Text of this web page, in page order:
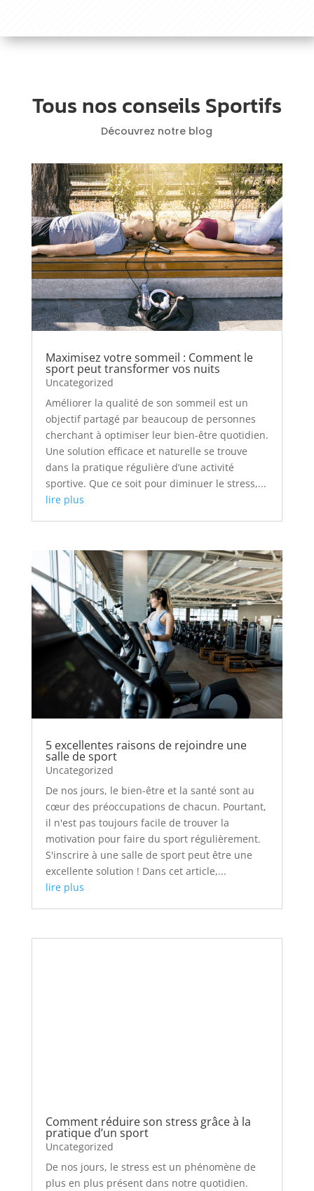
Tous nos conseils Sportifs
Découvrez notre blog
Maximisez votre sommeil : Comment le
sport peut transformer vos nuits
Uncategorized
Améliorer la qualité de son sommeil est un
objectif partagé par beaucoup de personnes
cherchant à optimiser leur bien-être quotidien.
Une solution efficace et naturelle se trouve
dans la pratique régulière d’une activité
sportive. Que ce soit pour diminuer le stress,...
lire plus
5 excellentes raisons de rejoindre une
salle de sport
Uncategorized
De nos jours, le bien-être et la santé sont au
cœur des préoccupations de chacun. Pourtant,
il n'est pas toujours facile de trouver la
motivation pour faire du sport régulièrement.
S'inscrire à une salle de sport peut être une
excellente solution ! Dans cet article,...
lire plus
Comment réduire son stress grâce à la
pratique d’un sport
Uncategorized
De nos jours, le stress est un phénomène de
plus en plus présent dans notre quotidien.